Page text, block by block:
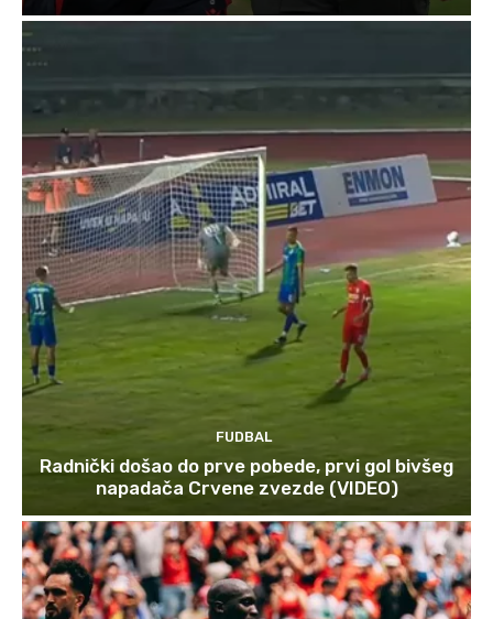
FUDBAL
Radnički došao do prve pobede, prvi gol bivšeg
napadača Crvene zvezde (VIDEO)